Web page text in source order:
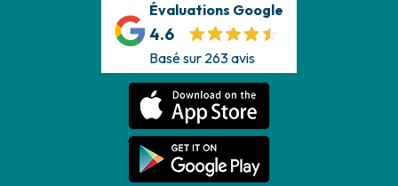
Évaluations Google
4.6
Basé sur 263 avis